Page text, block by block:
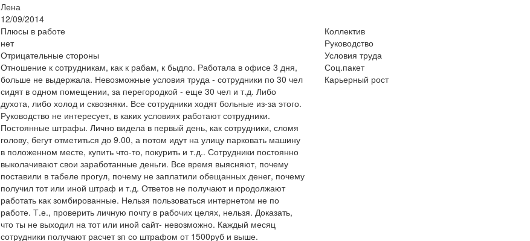
Лена
12/09/2014
Плюсы в работе
нет
Отрицательные стороны
Отношение к сотрудникам, как к рабам, к быдло. Работала в офисе 3 дня,
больше не выдержала. Невозможные условия труда - сотрудники по 30 чел
сидят в одном помещении, за перегородкой - еще 30 чел и т.д. Либо
духота, либо холод и сквозняки. Все сотрудники ходят больные из-за этого.
Руководство не интересует, в каких условиях работают сотрудники.
Постоянные штрафы. Лично видела в первый день, как сотрудники, сломя
голову, бегут отметиться до 9.00, а потом идут на улицу парковать машину
в положенном месте, купить что-то, покурить и т.д.. Сотрудники постоянно
выколачивают свои заработанные деньги. Все время выясняют, почему
поставили в табеле прогул, почему не заплатили обещанных денег, почему
получил тот или иной штраф и т.д. Ответов не получают и продолжают
работать как зомбированные. Нельзя пользоваться интернетом не по
работе. Т.е., проверить личную почту в рабочих целях, нельзя. Доказать,
что ты не выходил на тот или иной сайт- невозможно. Каждый месяц
сотрудники получают расчет зп со штрафом от 1500руб и выше.
Коллектив
Руководство
Условия труда
Соц.пакет
Карьерный рост